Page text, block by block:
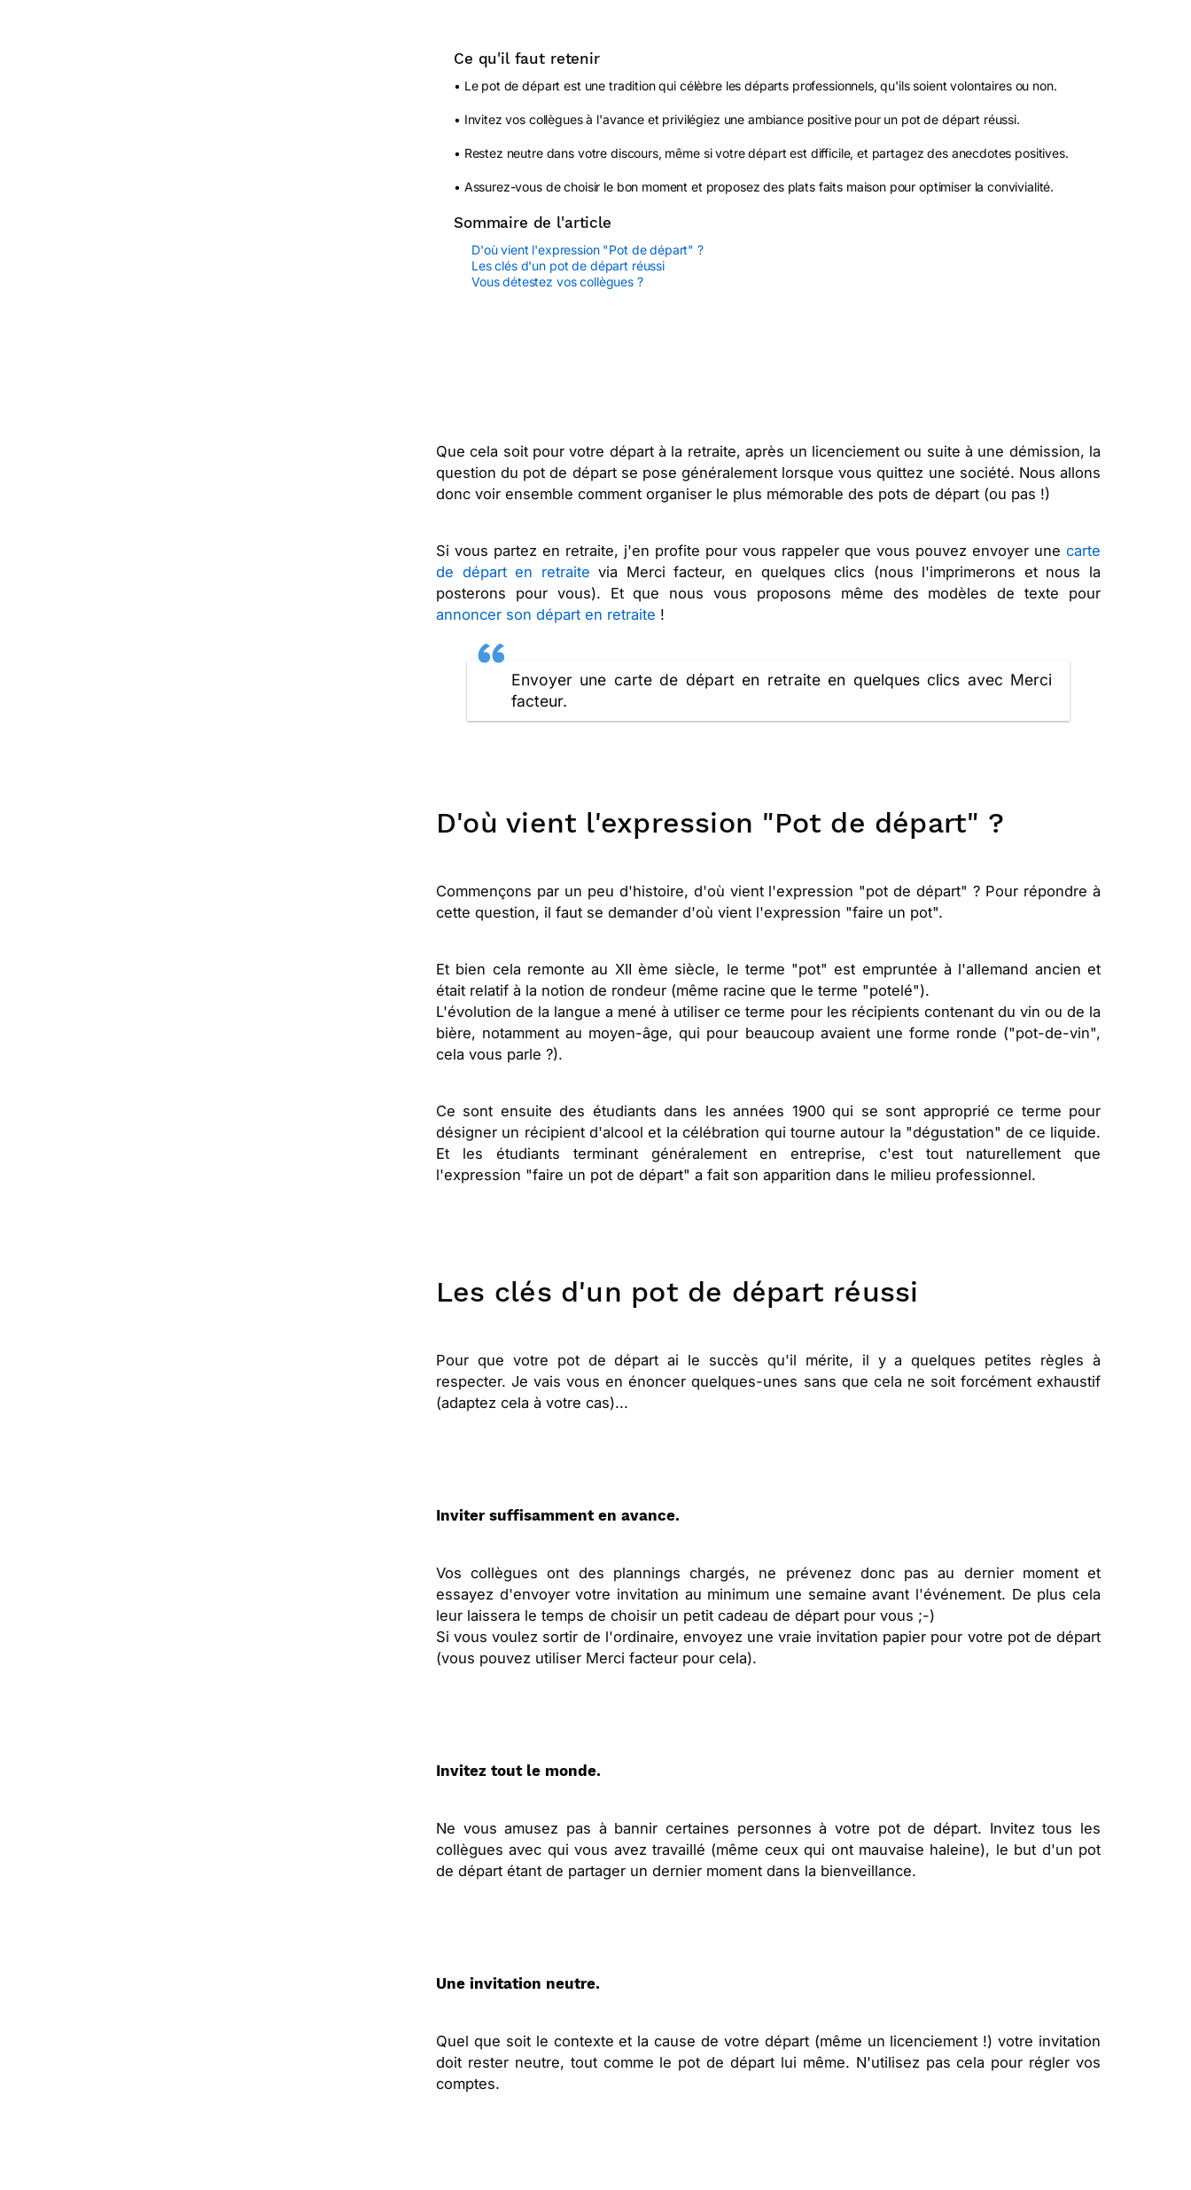
Ce qu'il faut retenir
• Le pot de départ est une tradition qui célèbre les départs professionnels, qu'ils soient volontaires ou non.
• Invitez vos collègues à l'avance et privilégiez une ambiance positive pour un pot de départ réussi.
• Restez neutre dans votre discours, même si votre départ est difficile, et partagez des anecdotes positives.
• Assurez-vous de choisir le bon moment et proposez des plats faits maison pour optimiser la convivialité.
Sommaire de l'article
D'où vient l'expression "Pot de départ" ?
Les clés d'un pot de départ réussi
Vous détestez vos collègues ?
Que cela soit pour votre départ à la retraite, après un licenciement ou suite à une démission, la
question du pot de départ se pose généralement lorsque vous quittez une société. Nous allons
donc voir ensemble comment organiser le plus mémorable des pots de départ (ou pas !)
Si vous partez en retraite, j'en profite pour vous rappeler que vous pouvez envoyer une carte
de départ en retraite via Merci facteur, en quelques clics (nous l'imprimerons et nous la
posterons pour vous). Et que nous vous proposons même des modèles de texte pour
annoncer son départ en retraite !
Envoyer une carte de départ en retraite en quelques clics avec Merci
facteur.
D'où vient l'expression "Pot de départ" ?
Commençons par un peu d'histoire, d'où vient l'expression "pot de départ" ? Pour répondre à
cette question, il faut se demander d'où vient l'expression "faire un pot".
Et bien cela remonte au XII ème siècle, le terme "pot" est empruntée à l'allemand ancien et
était relatif à la notion de rondeur (même racine que le terme "potelé").
L'évolution de la langue a mené à utiliser ce terme pour les récipients contenant du vin ou de la
bière, notamment au moyen-âge, qui pour beaucoup avaient une forme ronde ("pot-de-vin",
cela vous parle ?).
Ce sont ensuite des étudiants dans les années 1900 qui se sont approprié ce terme pour
désigner un récipient d'alcool et la célébration qui tourne autour la "dégustation" de ce liquide.
Et les étudiants terminant généralement en entreprise, c'est tout naturellement que
l'expression "faire un pot de départ" a fait son apparition dans le milieu professionnel.
Les clés d'un pot de départ réussi
Pour que votre pot de départ ai le succès qu'il mérite, il y a quelques petites règles à
respecter. Je vais vous en énoncer quelques-unes sans que cela ne soit forcément exhaustif
(adaptez cela à votre cas)...
Inviter suffisamment en avance.
Vos collègues ont des plannings chargés, ne prévenez donc pas au dernier moment et
essayez d'envoyer votre invitation au minimum une semaine avant l'événement. De plus cela
leur laissera le temps de choisir un petit cadeau de départ pour vous ;-)
Si vous voulez sortir de l'ordinaire, envoyez une vraie invitation papier pour votre pot de départ
(vous pouvez utiliser Merci facteur pour cela).
Invitez tout le monde.
Ne vous amusez pas à bannir certaines personnes à votre pot de départ. Invitez tous les
collègues avec qui vous avez travaillé (même ceux qui ont mauvaise haleine), le but d'un pot
de départ étant de partager un dernier moment dans la bienveillance.
Une invitation neutre.
Quel que soit le contexte et la cause de votre départ (même un licenciement !) votre invitation
doit rester neutre, tout comme le pot de départ lui même. N'utilisez pas cela pour régler vos
comptes.